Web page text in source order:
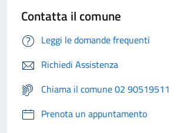
Contatta il comune
Leggi le domande frequenti
Richiedi Assistenza
Chiama il comune 02 90519511
Prenota un appuntamento